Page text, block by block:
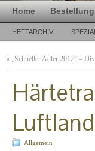
Home Bestellung
HEFTARCHIV
« „Schneller Adler 2012“ –
Allgemein